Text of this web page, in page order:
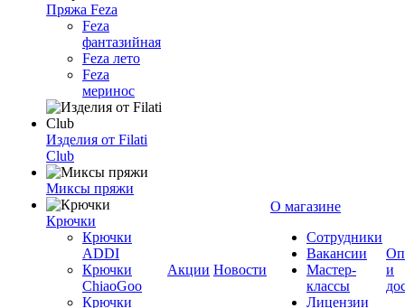
Пряжа Feza
Feza
фантазийная
Feza лето
Feza
меринос
Изделия от Filati
Club
Миксы пряжи
Крючки
Крючки
ADDI
Крючки
ChiaoGoo
Крючки
Акции Новости
О магазине
Сотрудники
Вакансии
Мастер-
классы
Лицензии
и